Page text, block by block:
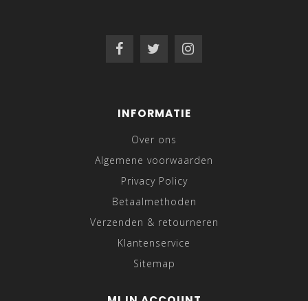
INFORMATIE
Over ons
Algemene voorwaarden
Privacy Policy
Betaalmethoden
Verzenden & retourneren
Klantenservice
Sitemap